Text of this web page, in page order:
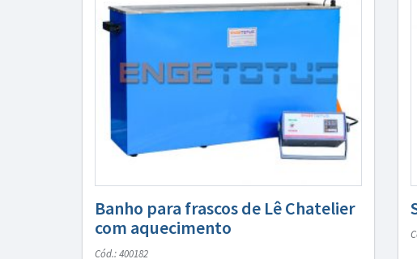
Banho para frascos de Lê Chatelier
com aquecimento
Cód.: 400182